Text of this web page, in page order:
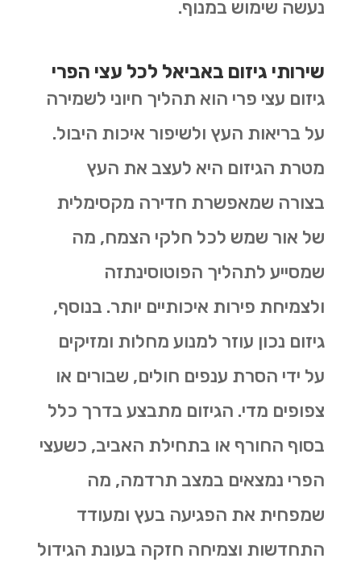
נעשה שימוש במנוף.
שירותי גיזום באביאל לכל עצי הפרי
גיזום עצי פרי הוא תהליך חיוני לשמירה
על בריאות העץ ולשיפור איכות היבול.
מטרת הגיזום היא לעצב את העץ
בצורה שמאפשרת חדירה מקסימלית
של אור שמש לכל חלקי הצמח, מה
שמסייע לתהליך הפוטוסינתזה
ולצמיחת פירות איכותיים יותר. בנוסף,
גיזום נכון עוזר למנוע מחלות ומזיקים
על ידי הסרת ענפים חולים, שבורים או
צפופים מדי. הגיזום מתבצע בדרך כלל
בסוף החורף או בתחילת האביב, כשעצי
הפרי נמצאים במצב תרדמה, מה
שמפחית את הפגיעה בעץ ומעודד
התחדשות וצמיחה חזקה בעונת הגידול